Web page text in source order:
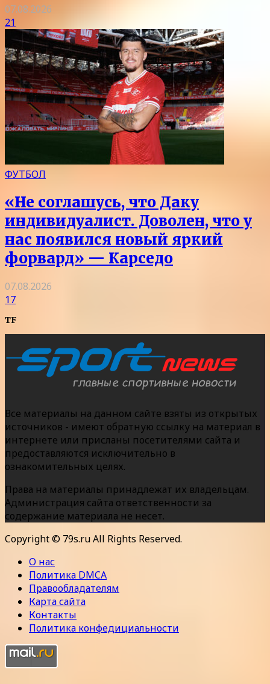
07.08.2026
21
ФУТБОЛ
«Не соглашусь, что Даку
индивидуалист. Доволен, что у
нас появился новый яркий
форвард» — Карседо
07.08.2026
17
TF
Все материалы на данном сайте взяты из открытых
источников - имеют обратную ссылку на материал в
интернете или присланы посетителями сайта и
предоставляются исключительно в
ознакомительных целях.
Права на материалы принадлежат их владельцам.
Администрация сайта ответственности за
содержание материала не несет.
Copyright © 79s.ru All Rights Reserved.
О нас
Политика DMCA
Правообладателям
Карта сайта
Контакты
Политика конфедициальности